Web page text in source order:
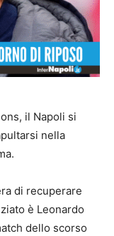
il Napoli si
nella
di recuperare
è Leonardo
dello scorso